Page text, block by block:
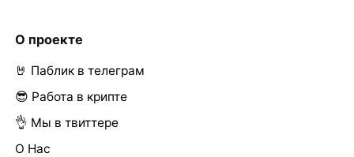
О проекте
🤘 Паблик в телеграм
😎 Работа в крипте
👌 Мы в твиттере
О Нас